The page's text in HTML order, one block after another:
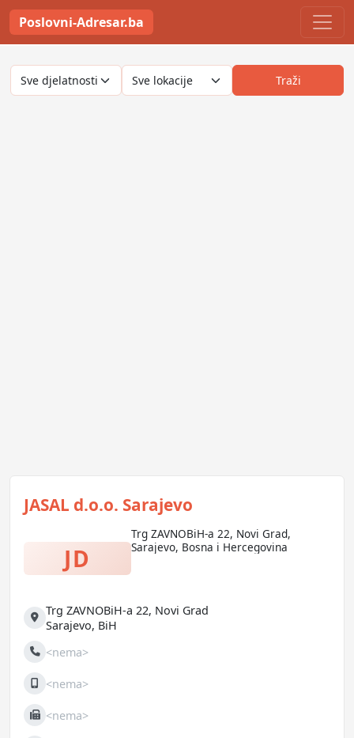
Poslovni-Adresar.ba
Traži
JASAL d.o.o. Sarajevo
JD
Trg ZAVNOBiH-a 22, Novi Grad,
Sarajevo, Bosna i Hercegovina
Adresa
Trg ZAVNOBiH-a 22, Novi Grad
Sarajevo, BiH
Telefon<nema>
Mobilni<nema>
Fax <nema>